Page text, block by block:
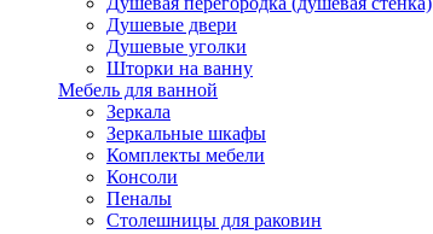
Душевые двери
Душевые уголки
Шторки на ванну
Мебель для ванной
Зеркала
Зеркальные шкафы
Комплекты мебели
Консоли
Пеналы
Столешницы для раковин